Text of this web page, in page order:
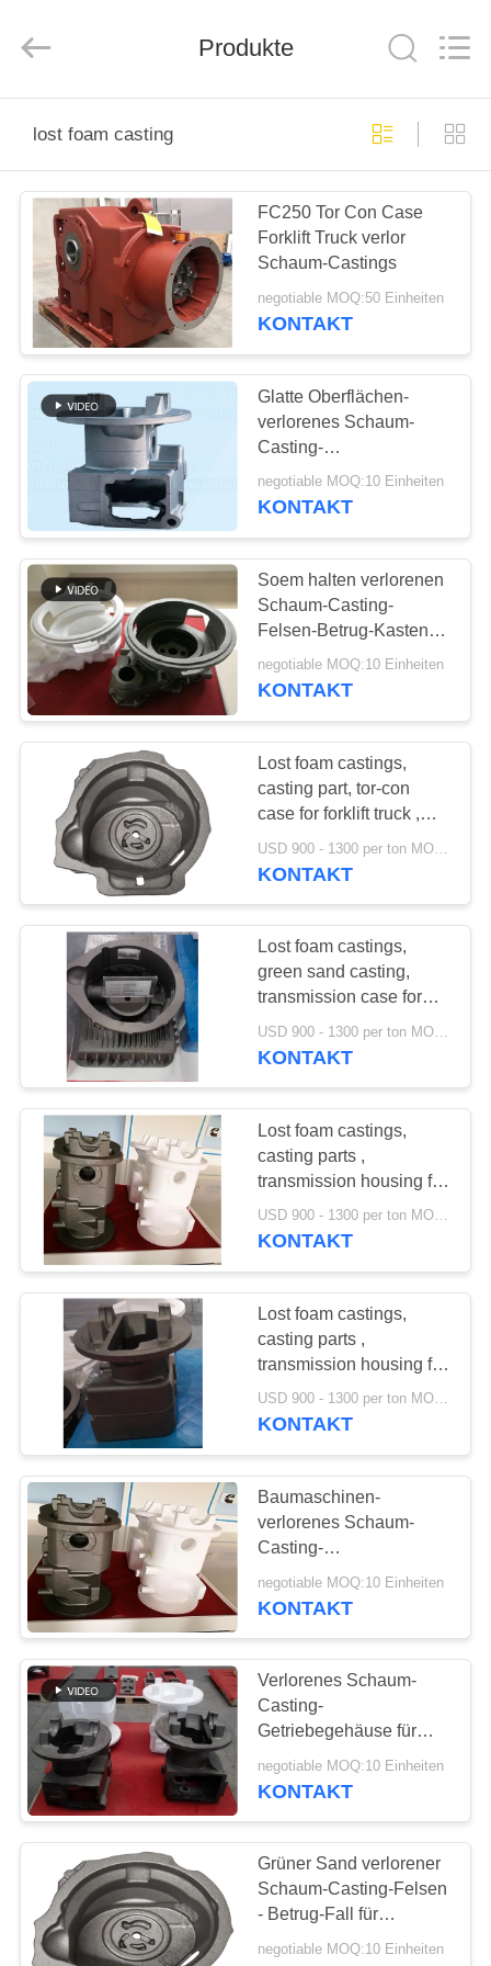
PRODUKTE
ÜBER
UNS
FABRIK-
AUSFLUG
QUALITÄTSKONTROLLE
TRETEN
SIE
MIT
UNS
IN
VERBINDUNG
NACHRICHTEN
FORDERN
EIN
ZITAT
SITEMAP
PRIVACY
POLICY
Rights
by
Produkte
lost foam casting
FC250 Tor Con Case
Forklift Truck verlor
Schaum-Castings
negotiable MOQ:50 Einheiten
KONTAKT
Glatte Oberflächen-
verlorenes Schaum-
Casting-
Getriebegehäuse für
Gabelstapler
negotiable MOQ:10 Einheiten
KONTAKT
Soem halten verlorenen
Schaum-Casting-
Felsen-Betrug-Kasten
für Baumaschinen
instand
negotiable MOQ:10 Einheiten
KONTAKT
Lost foam castings,
casting part, tor-con
case for forklift truck ,
industrial vehicles,
construction machinery
KONTAKT
Lost foam castings,
green sand casting,
transmission case for
forklift truck ,
engineering machinery
USD 900 - 1300 per ton MOQ:10 Einheiten
KONTAKT
Lost foam castings,
casting parts ,
transmission housing for
forklift truck ,
engineering machinery
USD 900 - 1300 per ton MOQ:10 Einheiten
KONTAKT
Lost foam castings,
casting parts ,
transmission housing for
forklift truck
USD 900 - 1300 per ton MOQ:10 Einheiten
KONTAKT
Baumaschinen-
verlorenes Schaum-
Casting-
Getriebegehäuse mit
genauem Maß
negotiable MOQ:10 Einheiten
KONTAKT
Verlorenes Schaum-
Casting-
Getriebegehäuse für
Gabelstapler mit
Endmalerei
negotiable MOQ:10 Einheiten
KONTAKT
Grüner Sand verlorener
Schaum-Casting-Felsen
- Betrug-Fall für
Schwerlastwagen
negotiable MOQ:10 Einheiten